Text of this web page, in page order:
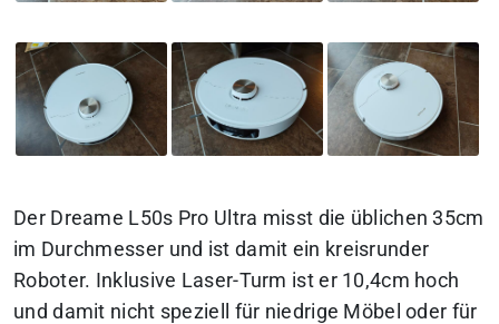
Der Dreame L50s Pro Ultra misst die üblichen 35cm
im Durchmesser und ist damit ein kreisrunder
Roboter. Inklusive Laser-Turm ist er 10,4cm hoch
und damit nicht speziell für niedrige Möbel oder für